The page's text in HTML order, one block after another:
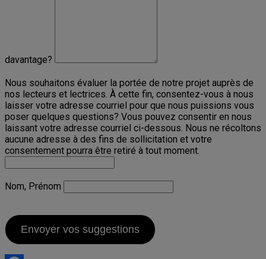
davantage?
Nous souhaitons évaluer la portée de notre projet auprès de
nos lecteurs et lectrices. À cette fin, consentez-vous à nous
laisser votre adresse courriel pour que nous puissions vous
poser quelques questions? Vous pouvez consentir en nous
laissant votre adresse courriel ci-dessous. Nous ne récoltons
aucune adresse à des fins de sollicitation et votre
consentement pourra être retiré à tout moment.
Nom, Prénom
Envoyer vos suggestions